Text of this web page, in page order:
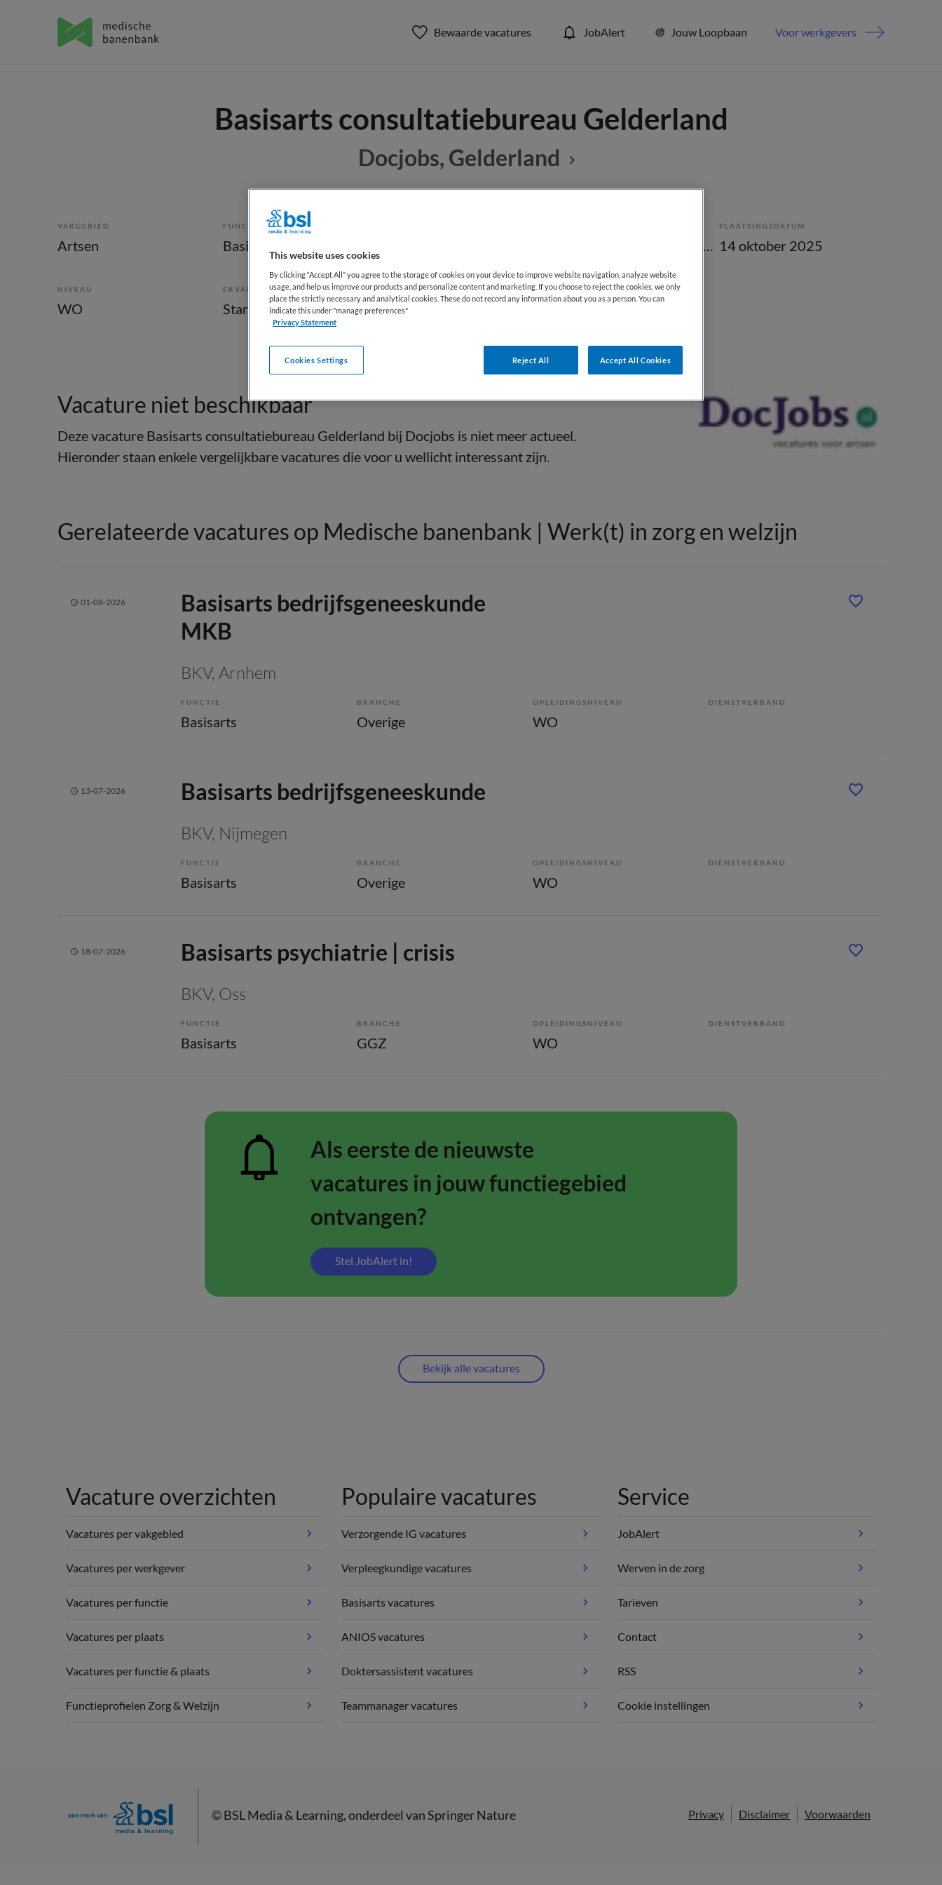
Bewaarde vacatures JobAlert Jouw Loopbaan Voor werkgevers
Basisarts consultatiebureau Gelderland
Docjobs, Gelderland
VAKGEBIED
Artsen
FUNCTIE
Basisarts Tijdelijk met uitzicht op vast
PLAATSINGSDATUM
14 oktober 2025
NIVEAU
WO
ERVARING
Starter
DIENSTVERBAND
Niet nader bepaald
Vacature niet beschikbaar
Deze vacature Basisarts consultatiebureau Gelderland bij Docjobs is niet meer actueel.
Hieronder staan enkele vergelijkbare vacatures die voor u wellicht interessant zijn.
Gerelateerde vacatures op Medische banenbank | Werk(t) in zorg en welzijn
01-08-2026
Basisarts bedrijfsgeneeskunde
MKB
BKV, Arnhem
FUNCTIE
Basisarts
BRANCHE
Overige
OPLEIDINGSNIVEAU
WO
DIENSTVERBAND
13-07-2026 Basisarts bedrijfsgeneeskunde
BKV, Nijmegen
FUNCTIE
Basisarts
BRANCHE
Overige
OPLEIDINGSNIVEAU
WO
DIENSTVERBAND
18-07-2026 Basisarts psychiatrie | crisis
BKV, Oss
FUNCTIE
Basisarts
BRANCHE
GGZ
OPLEIDINGSNIVEAU
WO
DIENSTVERBAND
Als eerste de nieuwste
vacatures in jouw functiegebied
ontvangen?
Stel JobAlert in!
Bekijk alle vacatures
Vacature overzichten
Vacatures per vakgebied
Vacatures per werkgever
Vacatures per functie
Vacatures per plaats
Vacatures per functie & plaats
Functieprofielen Zorg & Welzijn
Populaire vacatures
Verzorgende IG vacatures
Verpleegkundige vacatures
Basisarts vacatures
ANIOS vacatures
Doktersassistent vacatures
Teammanager vacatures
Service
JobAlert
Werven in de zorg
Tarieven
Contact
RSS
Cookie instellingen
Privacy Disclaimer Voorwaarden
©BSL Media & Learning, onderdeel vanSpringer Nature
This website uses cookies
By clicking “Accept All” you agree to the storage of cookies on your device to improve website navigation, analyze website
usage, and help us improve our products and personalize content and marketing. If you choose to reject the cookies, we only
place the strictly necessary and analytical cookies. These do not record any information about you as a person. You can
indicate this under "manage preferences"
Privacy Statement
Reject All Accept All Cookies
Cookies Settings